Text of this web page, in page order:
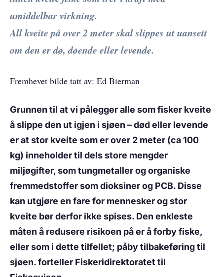
umiddelbar virkning.
All kveite på over 2 meter skal slippes ut uansett
om den er dø, døende eller levende.
Fremhevet bilde tatt av: Ed Bierman
Grunnen til at vi pålegger alle som fisker kveite
å slippe den ut igjen i sjøen – død eller levende
er at stor kveite som er over 2 meter (ca 100
kg) inneholder til dels store mengder
miljøgifter, som tungmetaller og organiske
fremmedstoffer som dioksiner og PCB. Disse
kan utgjøre en fare for mennesker og stor
kveite bør derfor ikke spises. Den enkleste
måten å redusere risikoen på er å forby fiske,
eller som i dette tilfellet; påby tilbakeføring til
sjøen. forteller Fiskeridirektoratet til